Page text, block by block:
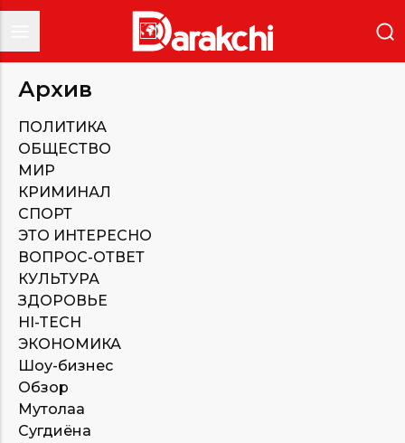
Архив
ПОЛИТИКА
ОБЩЕСТВО
МИР
КРИМИНАЛ
СПОРТ
ЭТО ИНТЕРЕСНО
ВОПРОС-ОТВЕТ
КУЛЬТУРА
ЗДОРОВЬЕ
HI-TECH
ЭКОНОМИКА
Шоу-бизнес
Обзор
Мутолаа
Сугдиёна